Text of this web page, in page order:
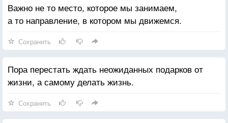
Важно не то место, которое мы занимаем,
а то направление, в котором мы движемся.
Сохранить
Пора перестать ждать неожиданных подарков от
жизни, а самому делать жизнь.
Сохранить